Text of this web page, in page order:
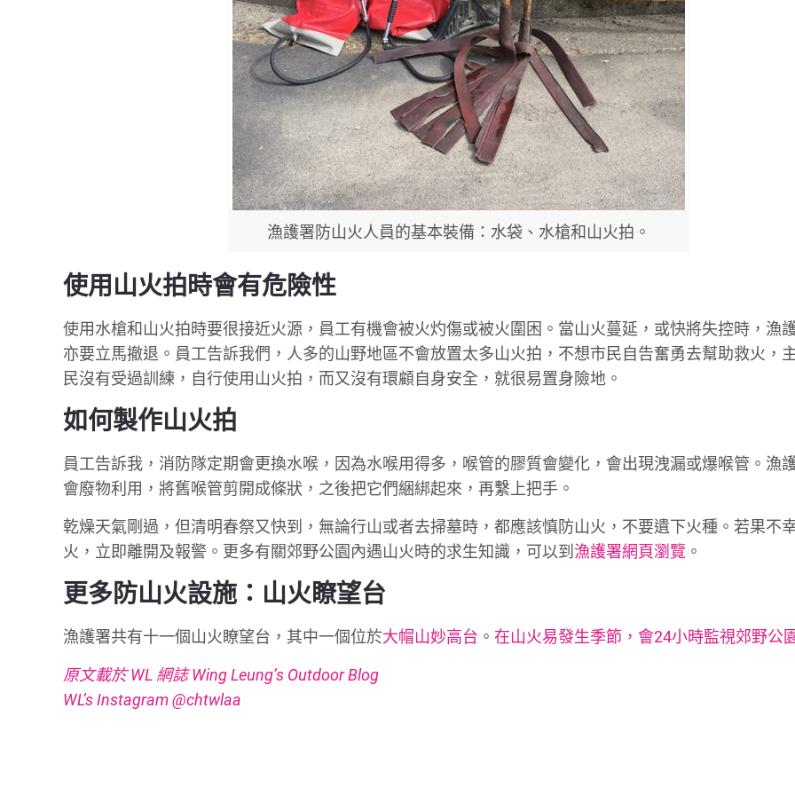
漁護署防山火人員的基本裝備：水袋、水槍和山火拍。
使用山火拍時會有危險性
使用水槍和山火拍時要很接近火源，員工有機會被火灼傷或被火圍困。當山火蔓延，或快將失控時，漁
亦要立馬撤退。員工告訴我們，人多的山野地區不會放置太多山火拍，不想市民自告奮勇去幫助救火，
民沒有受過訓練，自行使用山火拍，而又沒有環顧自身安全，就很易置身險地。
如何製作山火拍
員工告訴我，消防隊定期會更換水喉，因為水喉用得多，喉管的膠質會變化，會出現洩漏或爆喉管。漁
會廢物利用，將舊喉管剪開成條狀，之後把它們綑綁起來，再繫上把手。
乾燥天氣剛過，但清明春祭又快到，無論行山或者去掃墓時，都應該慎防山火，不要遺下火種。若果不
火，立即離開及報警。更多有關郊野公園內遇山火時的求生知識，可以到 漁護署網頁瀏覽 。
更多防山火設施：山火瞭望台
漁護署共有十一個山火瞭望台，其中一個位於大帽山妙高台 。在山火易發生季節，會24小時監視郊野公
原文載於 WL 網誌 Wing Leung’s Outdoor Blog
WL’s Instagram @chtwlaa